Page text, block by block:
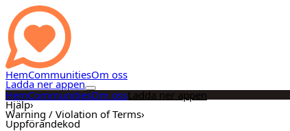
HemCommunitiesOm oss
Ladda ner appen
HemCommunitiesOm ossLadda ner appen
Hjälp›
Warning / Violation of Terms›
Uppförandekod